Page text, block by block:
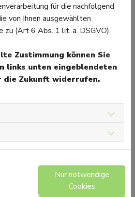
Medikamente: Das
in Medikamenten gegen
wirktanticholinergund
erhältlich und eignet sich zur
von Reisekrankheit. Die Einnahme
Reiseantritt erfolgen. Mögliche
und ein trockener Mund.
sind
(ein Antihistaminikum, das auch
wird).
für die nachfolgend
von Ihnen ausgewählten
zu (Art 6 Abs. 1 lit. a. DSGVO).
Zustimmung können Sie
links unten eingeblendeten
die Zukunft widerrufen.
Nur notwendige
Cookies